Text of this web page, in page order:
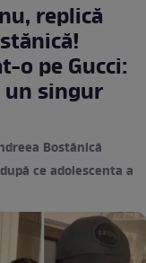
replică
o pe Gucci:
un singur
Bostănică
ce adolescenta a